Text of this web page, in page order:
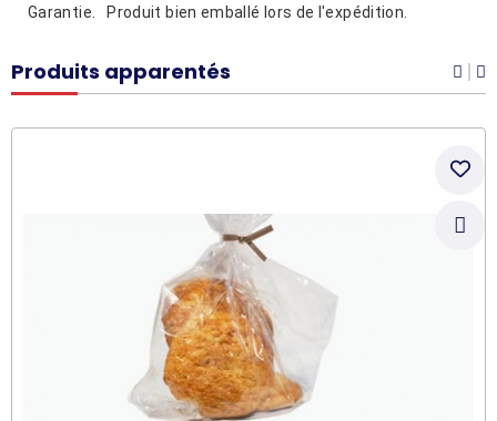
Garantie. Produit bien emballé lors de l'expédition.
Produits apparentés